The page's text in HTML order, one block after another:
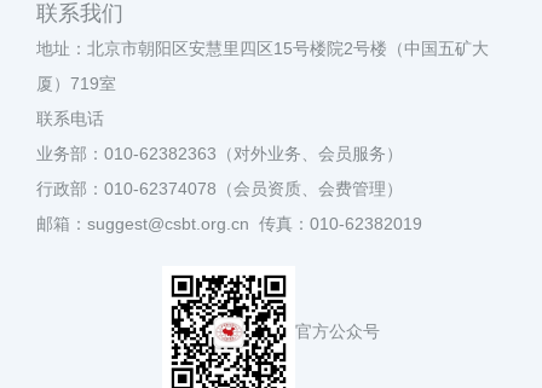
联系我们
地址：北京市朝阳区安慧里四区15号楼院2号楼（中国五矿大
厦）719室
联系电话
业务部：010-62382363（对外业务、会员服务）
行政部：010-62374078（会员资质、会费管理）
邮箱：suggest@csbt.org.cn 传真：010-62382019
官方公众号